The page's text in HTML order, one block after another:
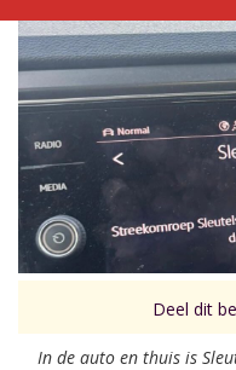
STRAKS:
De vrijdagavond
18.00 - 19.00 uur
Vorig uur
Deel dit
In de auto en thuis is